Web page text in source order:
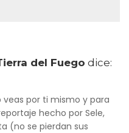
del Fuego dice:
veas por ti mismo y para
hecho por Sele,
(no se pierdan sus